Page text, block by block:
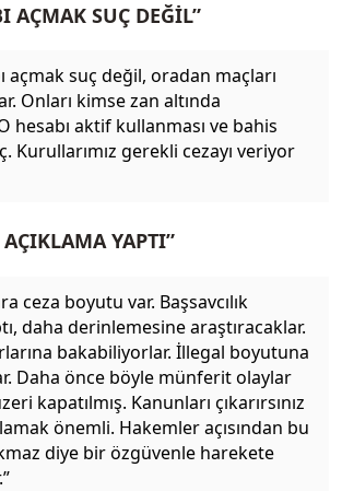
AÇMAK SUÇ DEĞİL”
açmak suç değil, oradan maçları
Onları kimse zan altında
hesabı aktif kullanması ve bahis
Kurullarımız gerekli cezayı veriyor
YAPTI”
ceza boyutu var. Başsavcılık
daha derinlemesine araştıracaklar.
bakabiliyorlar. İllegal boyutuna
Daha önce böyle münferit olaylar
kapatılmış. Kanunları çıkarırsınız
önemli. Hakemler açısından bu
diye bir özgüvenle harekete